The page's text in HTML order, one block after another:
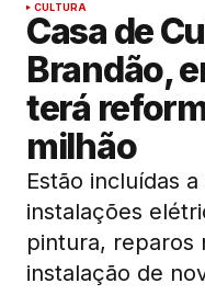
CULTURA
Casa de
Brandão,
terá
milhão
Estão incluídas
instalações
pintura, reparos
instalação de